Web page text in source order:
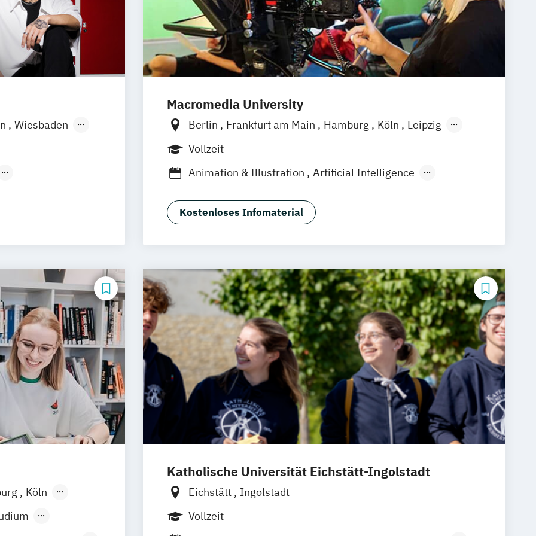
(EN)
& Mixed
Wiesbaden
Macromedia University
Berlin Frankfurt am Main Hamburg Köln
Leipzig
München
Vollzeit
Animation & Illustration
Artificial Intelligence
Design Management (EN)
Digital Product Design Eventmanagement
Medien- und Kommunikationsmanagement
Medien- und Kommuni­kations­management (DE/EN)
Medien- und Werbepsychologie Musikmanagement
Sportjournalismus
Kostenloses Infomaterial
Köln
Nürnberg
Katholische Universität Eichstätt-Ingolstadt
Eichstätt
Ingolstadt
Vollzeit